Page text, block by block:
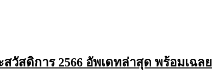
สดิการ 2566 อัพเดทล่าสุด พร้อมเฉลย